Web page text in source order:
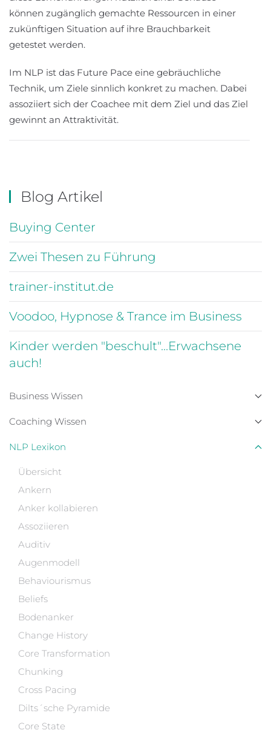
können zugänglich gemachte Ressourcen in einer
zukünftigen Situation auf ihre Brauchbarkeit
getestet werden.
Im NLP ist das Future Pace eine gebräuchliche
Technik, um Ziele sinnlich konkret zu machen. Dabei
assoziiert sich der Coachee mit dem Ziel und das Ziel
gewinnt an Attraktivität.
Blog Artikel
Buying Center
Zwei Thesen zu Führung
trainer-institut.de
Voodoo, Hypnose & Trance im Business
Kinder werden "beschult"...Erwachsene
auch!
Business Wissen
Coaching Wissen
NLP Lexikon
Übersicht
Ankern
Anker kollabieren
Assoziieren
Auditiv
Augenmodell
Behaviourismus
Beliefs
Bodenanker
Change History
Core Transformation
Chunking
Cross Pacing
Dilts´sche Pyramide
Core State